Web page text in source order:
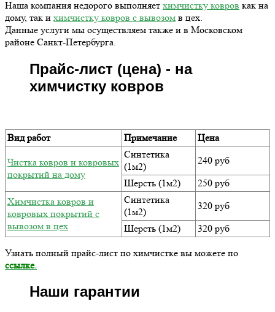
Наша компания недорого выполняет химчистку ковров как на
дому, так и химчистку ковров с вывозом в цех.
Данные услуги мы осуществляем также и в Московском
районе Санкт-Петербурга.
Прайс-лист (цена) - на
химчистку ковров
Вид работ Примечание Цена
Чистка ковров и ковровых
покрытий на дому
Синтетика
(1м2)
240 руб
Шерсть (1м2)
250 руб
Химчистка ковров и
ковровых покрытий с
вывозом в цех
Синтетика
(1м2)
320 руб
Шерсть (1м2)
320 руб
Узнать полный прайс-лист по химчистке вы можете по
ссылке.
Наши гарантии